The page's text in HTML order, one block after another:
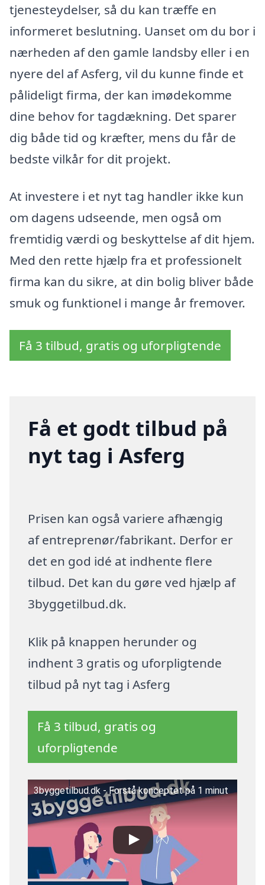
tjenesteydelser, så du kan træffe en
informeret beslutning. Uanset om du bor i
nærheden af den gamle landsby eller i en
nyere del af Asferg, vil du kunne finde et
pålideligt firma, der kan imødekomme
dine behov for tagdækning. Det sparer
dig både tid og kræfter, mens du får de
bedste vilkår for dit projekt.
At investere i et nyt tag handler ikke kun
om dagens udseende, men også om
fremtidig værdi og beskyttelse af dit hjem.
Med den rette hjælp fra et professionelt
firma kan du sikre, at din bolig bliver både
smuk og funktionel i mange år fremover.
Få 3 tilbud, gratis og uforpligtende
Få et godt tilbud på
nyt tag i Asferg
Prisen kan også variere afhængig
af entreprenør/fabrikant. Derfor er
det en god idé at indhente flere
tilbud. Det kan du gøre ved hjælp af
3byggetilbud.dk.
Klik på knappen herunder og
indhent 3 gratis og uforpligtende
tilbud på nyt tag i Asferg
Få 3 tilbud, gratis og
uforpligtende
3byggetilbud.dk - Forstå konceptet på 1 minut